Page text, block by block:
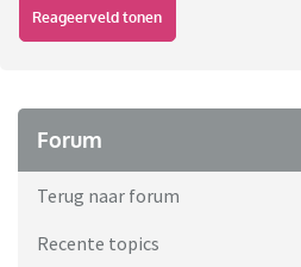
Reageerveld tonen
Forum
Terug naar forum
Recente topics